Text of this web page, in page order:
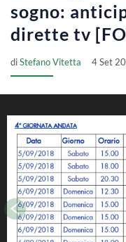
sogno:
dirette tv
diStefano Vitetta 4 Set